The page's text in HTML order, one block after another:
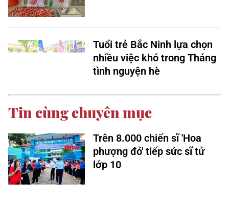
Tuổi trẻ Bắc Ninh lựa chọn
nhiều việc khó trong Tháng
tình nguyện hè
Tin cùng chuyên mục
Trên 8.000 chiến sĩ 'Hoa
phượng đỏ' tiếp sức sĩ tử
lớp 10